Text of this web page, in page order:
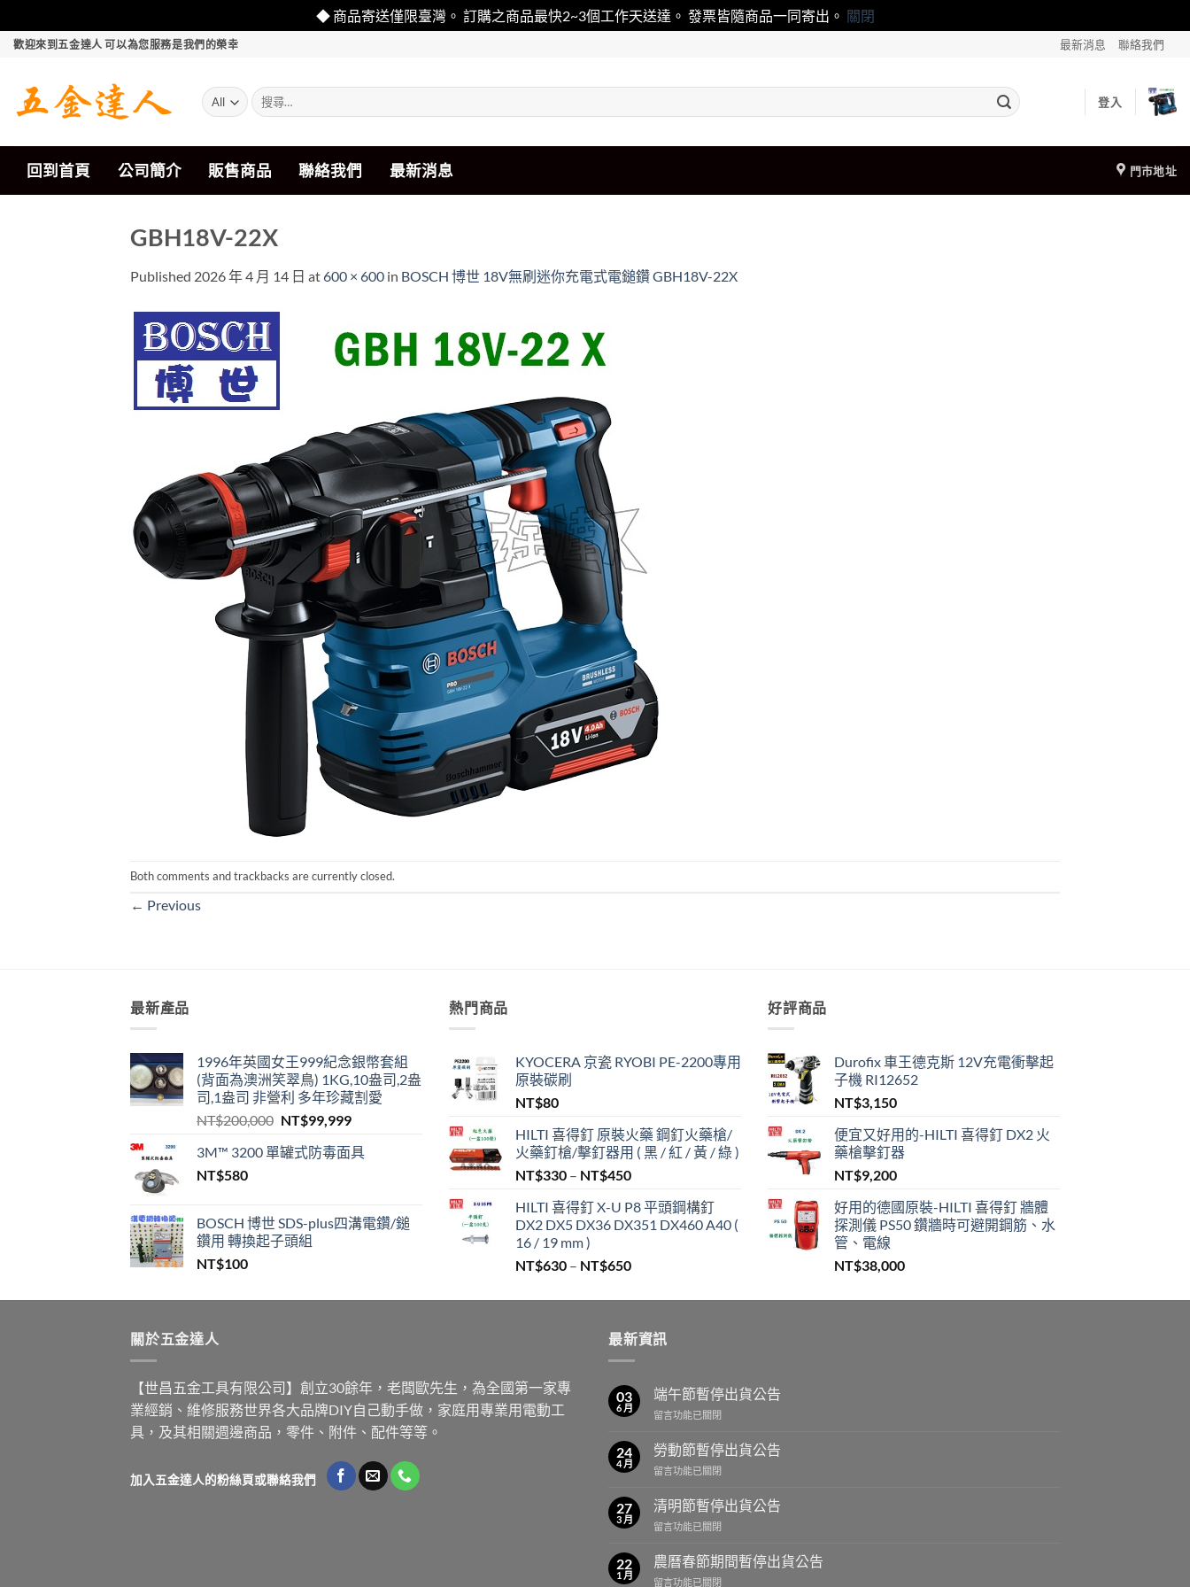
◆ 商品寄送僅限臺灣。 訂購之商品最快2~3個工作天送達。 發票皆隨商品一同寄出。 關閉
Skip
content
歡迎來到五金達人 可以為您服務是我們的榮幸 最新消息 聯絡我們
搜
尋
鍵
字:
登入
回到首頁 公司簡介 販售商品 聯絡我們 最新消息 門市地址
GBH18V-22X
Published 2026 年 4 月 14 日 at600 × 600 in BOSCH 博世 18V無刷迷你充電式電鎚鑽 GBH18V-22X
Both comments and trackbacks are currently closed.
← Previous
最新產品
1996年英國女王999紀念銀幣套組
(背面為澳洲笑翠鳥) 1KG,10盎司,2盎
司,1盎司 非營利 多年珍藏割愛
NT$200,000 原
價
NT$99,999目
價
3M™ 3200 單罐式防毒面具
NT$580
BOSCH 博世 SDS-plus四溝電鑽/鎚
鑽用 轉換起子頭組
NT$100
熱門商品
KYOCERA 京瓷 RYOBI PE-2200專用
原裝碳刷
NT$80
HILTI 喜得釘 原裝火藥 鋼釘火藥槍/
火藥釘槍/擊釘器用 ( 黑 / 紅 / 黃 / 綠 )
NT$330 – NT$450價
範
圍：
到
HILTI 喜得釘 X-U P8 平頭鋼構釘
DX2 DX5 DX36 DX351 DX460 A40 (
16 / 19 mm )
NT$630 – NT$650價
範
NT$630
到
好評商品
Durofix 車王德克斯 12V充電衝擊起
子機 RI12652
NT$3,150
便宜又好用的-HILTI 喜得釘 DX2 火
藥槍擊釘器
NT$9,200
好用的德國原裝-HILTI 喜得釘 牆體
探測儀 PS50 鑽牆時可避開鋼筋、水
管、電線
NT$38,000
關於五金達人
【世昌五金工具有限公司】創立30餘年，老闆歐先生，為全國第一家專
業經銷、維修服務世界各大品牌DIY自己動手做，家庭用專業用電動工
具，及其相關週邊商品，零件、附件、配件等等。
加入五金達人的粉絲頁或聯絡我們
最新資訊
03
6 月
端午節暫停出貨公告
在
午
節
暫
出
貨
公
中
留言功能已關閉
24
4 月
勞動節暫停出貨公告
在
動
節
暫
出
貨
留言功能已關閉
27
3 月
清明節暫停出貨公告
在
明
節
留言功能已關閉
22
1 月
農曆春節期間暫停出貨公告
在
留言功能已關閉